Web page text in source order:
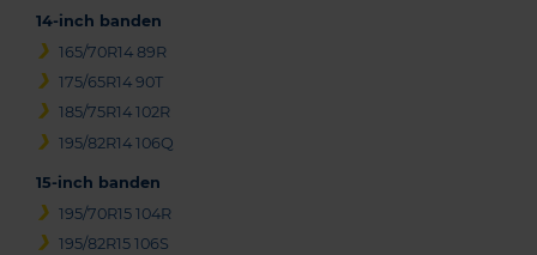
14-inch banden
165/70R14 89R
175/65R14 90T
185/75R14 102R
195/82R14 106Q
15-inch banden
195/70R15 104R
195/82R15 106S